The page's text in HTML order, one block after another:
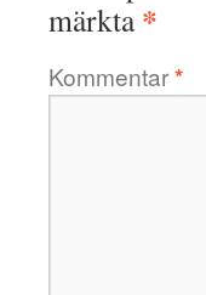
märkta*
Kommentar*